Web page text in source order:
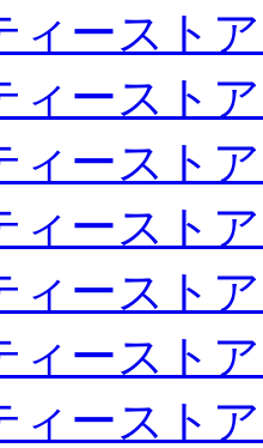
ィースト
ィースト
ィースト
ィースト
ィースト
ィースト
ィースト